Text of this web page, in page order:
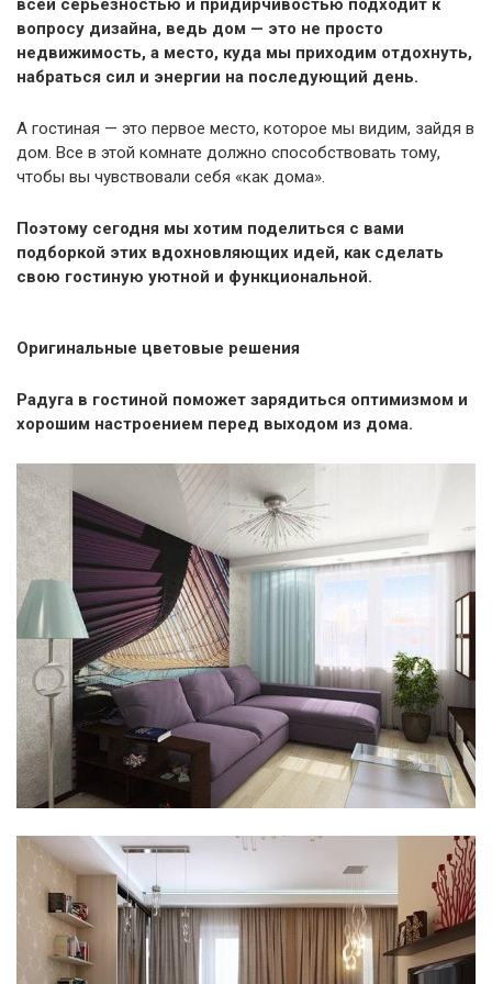
всей серьезностью и придирчивостью подходит к
вопросу дизайна, ведь дом — это не просто
недвижимость, а место, куда мы приходим отдохнуть,
набраться сил и энергии на последующий день.
А гостиная — это первое место, которое мы видим, зайдя в
дом. Все в этой комнате должно способствовать тому,
чтобы вы чувствовали себя «как дома».
Поэтому сегодня мы хотим поделиться с вами
подборкой этих вдохновляющих идей, как сделать
свою гостиную уютной и функциональной.
Оригинальные цветовые решения
Радуга в гостиной поможет зарядиться оптимизмом и
хорошим настроением перед выходом из дома.